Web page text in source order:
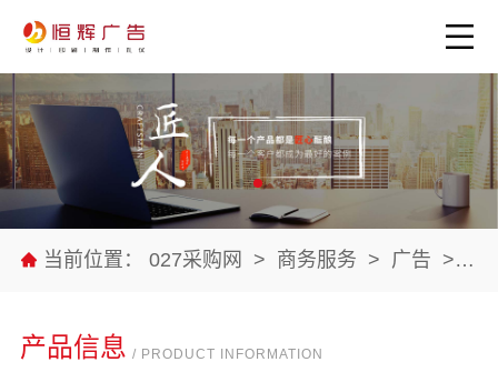
当前位置： 027采购网 > 商务服务 > 广告 > 公
产品信息 / PRODUCT INFORMATION